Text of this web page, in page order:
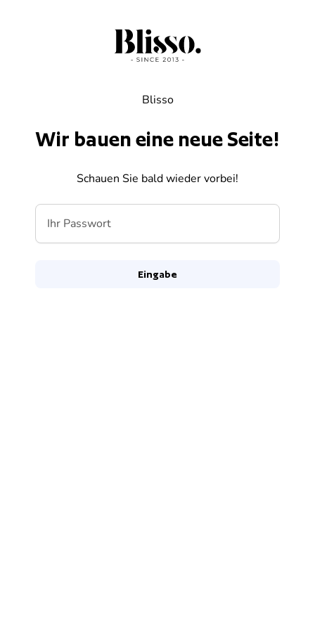
Blisso
Wir bauen eine neue Seite!
Schauen Sie bald wieder vorbei!
Ihr Passwort
Eingabe